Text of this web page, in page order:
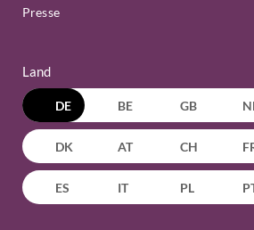
Presse
Land
DE BE GB
DK AT CH
ES IT PL